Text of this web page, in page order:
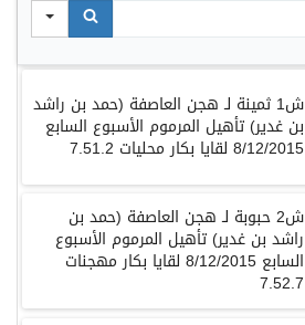
ش1 ثمينة لـ هجن العاصفة (حمد بن راشد
بن غدير) تأهيل المرموم الأسبوع السابع
8/12/2015 لقايا بكار محليات 7.51.2
ش2 حبوبة لـ هجن العاصفة (حمد بن
راشد بن غدير) تأهيل المرموم الأسبوع
السابع 8/12/2015 لقايا بكار مهجنات
7.52.7